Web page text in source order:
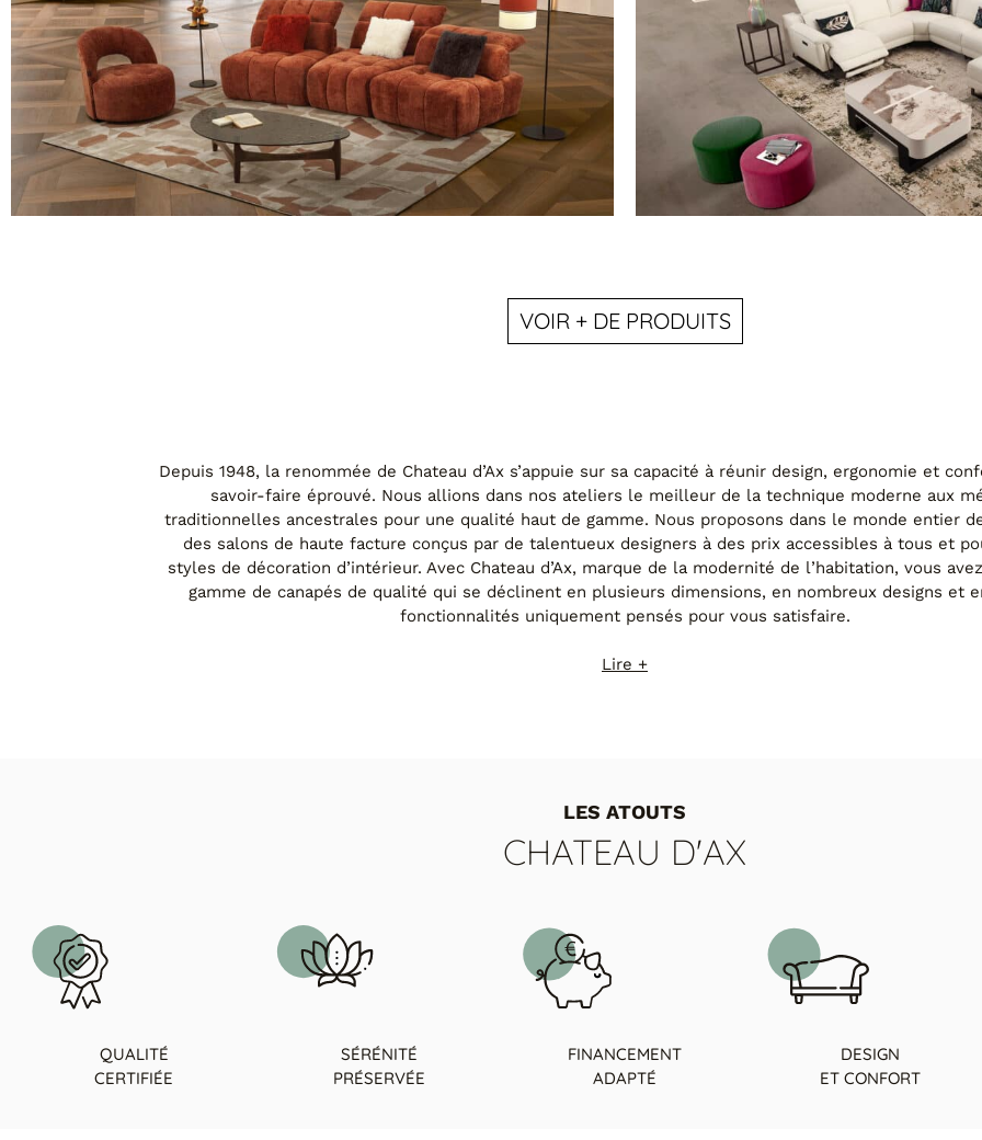
3281 STANLEY A26F
VOIR + DE PRODUITS
Depuis 1948, la renommée de Chateau d’Ax s’appuie sur sa capacité à réunir design, ergonomie et
savoir-faire éprouvé. Nous allions dans nos ateliers le meilleur de la technique moderne aux
traditionnelles ancestrales pour une qualité haut de gamme. Nous proposons dans le monde entier
des salons de haute facture conçus par de talentueux designers à des prix accessibles à tous et
styles de décoration d’intérieur. Avec Chateau d’Ax, marque de la modernité de l’habitation, vous
gamme de canapés de qualité qui se déclinent en plusieurs dimensions, en nombreux designs et
fonctionnalités uniquement pensés pour vous satisfaire.
Lire +
LES ATOUTS
CHATEAU D'AX
QUALITÉ
CERTIFIÉE
SÉRÉNITÉ
PRÉSERVÉE
FINANCEMENT
ADAPTÉ
DESIGN
ET CONFORT